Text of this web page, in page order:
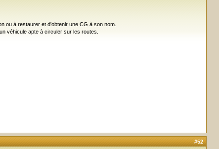
ou à restaurer et d'obtenir une CG à son nom.
véhicule apte à circuler sur les routes.
#52